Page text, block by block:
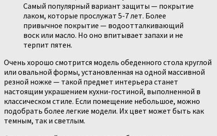
Самый популярный вариант защиты — покрытие
лаком, которые прослужат 5-7 лет. Более
привычное покрытие — водоотталкивающий
воск или масло. Но оно впитывает запахи и не
терпит пятен.
Очень хорошо смотрится модель обеденного стола круглой
или овальной формы, установленная на одной массивной
резной ножке — такой предмет интерьера станет
настоящим украшением кухни-гостиной, выполненной в
классическом стиле. Если помещение небольшое, можно
подобрать более легкие модели. Их цвет может быть как
темным, так и светлым.